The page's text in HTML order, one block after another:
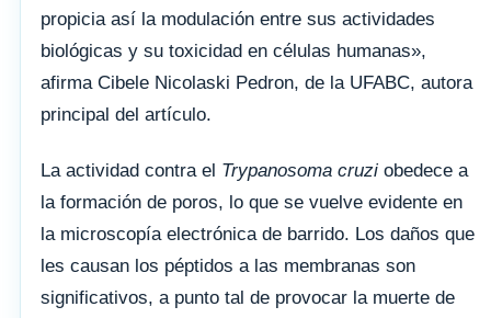
propicia así la modulación entre sus actividades
biológicas y su toxicidad en células humanas»,
afirma Cibele Nicolaski Pedron, de la UFABC, autora
principal del artículo.
La actividad contra el Trypanosoma cruzi obedece a
la formación de poros, lo que se vuelve evidente en
la microscopía electrónica de barrido. Los daños que
les causan los péptidos a las membranas son
significativos, a punto tal de provocar la muerte de